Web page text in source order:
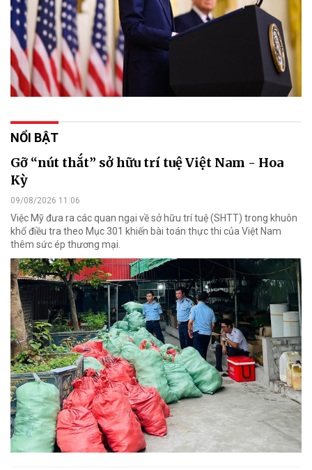
NỔI BẬT
Gỡ “nút thắt” sở hữu trí tuệ Việt Nam - Hoa
Kỳ
09/08/2026 11:06
Việc Mỹ đưa ra các quan ngại về sở hữu trí tuệ (SHTT) trong khuôn
khổ điều tra theo Mục 301 khiến bài toán thực thi của Việt Nam
thêm sức ép thương mại.